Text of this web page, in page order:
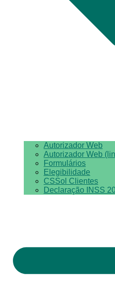
Autorizador Web
Autorizador Web
Formulários
Elegibilidade
CSSol Clientes
Declaração INSS